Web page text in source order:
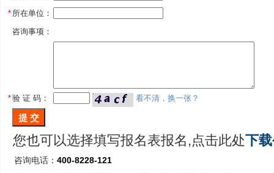
* 所在单位：
咨询事项：
*验 证 码： 看不清，换一张？
您也可以选择填写报名表报名,点击此处下
咨询电话： 400-8228-121